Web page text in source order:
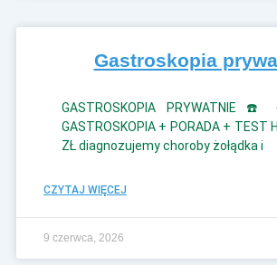
Gastroskopia
GASTROSKOPIA PRYWATNIE
GASTROSKOPIA + PORADA + TEST
ZŁ diagnozujemy choroby żołądka i
CZYTAJ WIĘCEJ
9 czerwca, 2026